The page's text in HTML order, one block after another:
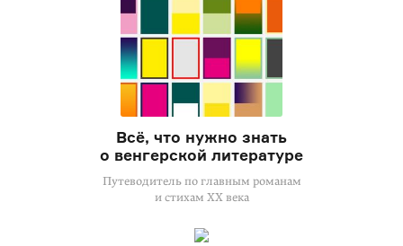
Всё, что нужно знать
о венгерской литературе
Путеводитель по главным романам
и стихам XX века